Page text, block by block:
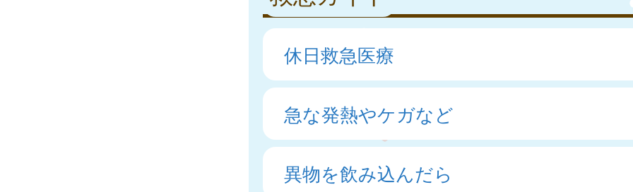
休日救急医療
急な発熱やケガなど
異物を飲み込んだら